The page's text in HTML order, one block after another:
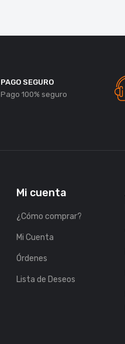
PAGO SEGURO
Pago 100% seguro
Mi cuenta
¿Cómo comprar?
Mi Cuenta
Órdenes
Lista de Deseos